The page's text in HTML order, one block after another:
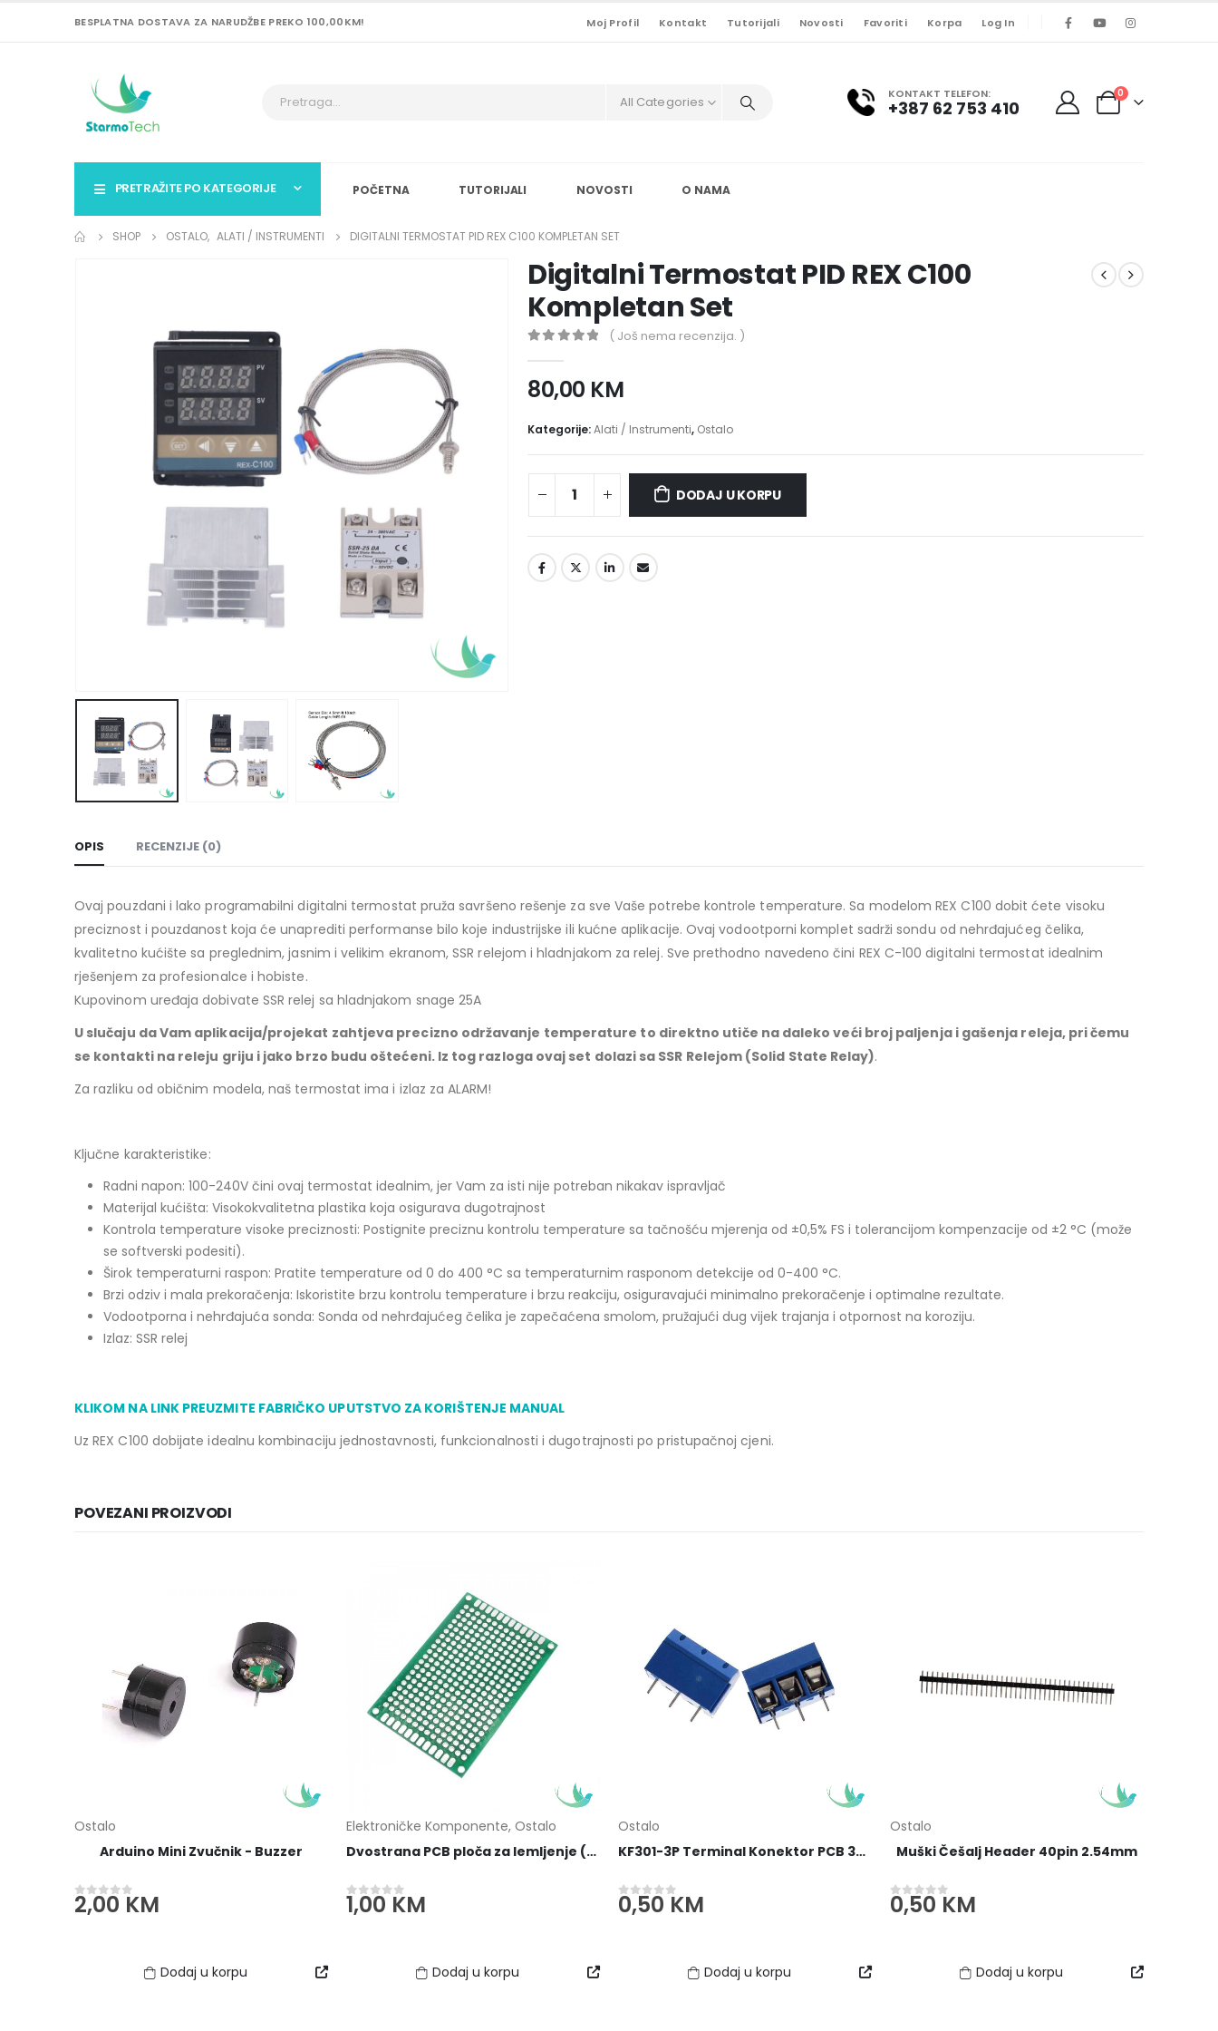
BESPLATNA DOSTAVA ZA NARUDŽBE PREKO 100,00KM! Moj Profil Kontakt Tutorijali Novosti Favoriti Korpa Log In
All Categories KONTAKT TELEFON:
+387 62 753 410
0
PRETRAŽITE PO KATEGORIJE POČETNA TUTORIJALI NOVOSTI O NAMA
SHOP OSTALO, ALATI / INSTRUMENTI DIGITALNI TERMOSTAT PID REX C100 KOMPLETAN SET
Digitalni Termostat PID REX C100
Kompletan Set
( Još nema recenzija. )
80,00 KM
Kategorije:Alati / Instrumenti, Ostalo
DODAJ U KORPU
OPIS RECENZIJE (0)
Ovaj pouzdani i lako programabilni digitalni termostat pruža savršeno rešenje za sve Vaše potrebe kontrole temperature. Sa modelom REX C100 dobit ćete visoku
preciznost i pouzdanost koja će unaprediti performanse bilo koje industrijske ili kućne aplikacije. Ovaj vodootporni komplet sadrži sondu od nehrđajućeg čelika,
kvalitetno kućište sa preglednim, jasnim i velikim ekranom, SSR relejom i hladnjakom za relej. Sve prethodno navedeno čini REX C-100 digitalni termostat idealnim
rješenjem za profesionalce i hobiste.
Kupovinom uređaja dobivate SSR relej sa hladnjakom snage 25A
U slučaju da Vam aplikacija/projekat zahtjeva precizno održavanje temperature to direktno utiče na daleko veći broj paljenja i gašenja releja, pri čemu
se kontakti na releju griju i jako brzo budu oštećeni. Iz tog razloga ovaj set dolazi sa SSR Relejom (Solid State Relay).
Za razliku od običnim modela, naš termostat ima i izlaz za ALARM!
Ključne karakteristike:
Radni napon: 100-240V čini ovaj termostat idealnim, jer Vam za isti nije potreban nikakav ispravljač
Materijal kućišta: Visokokvalitetna plastika koja osigurava dugotrajnost
Kontrola temperature visoke preciznosti: Postignite preciznu kontrolu temperature sa tačnošću mjerenja od ±0,5% FS i tolerancijom kompenzacije od ±2 °C (može
se softverski podesiti).
Širok temperaturni raspon: Pratite temperature od 0 do 400 °C sa temperaturnim rasponom detekcije od 0-400 °C.
Brzi odziv i mala prekoračenja: Iskoristite brzu kontrolu temperature i brzu reakciju, osiguravajući minimalno prekoračenje i optimalne rezultate.
Vodootporna i nehrđajuća sonda: Sonda od nehrđajućeg čelika je zapečaćena smolom, pružajući dug vijek trajanja i otpornost na koroziju.
Izlaz: SSR relej
KLIKOM NA LINK PREUZMITE FABRIČKO UPUTSTVO ZA KORIŠTENJE MANUAL
Uz REX C100 dobijate idealnu kombinaciju jednostavnosti, funkcionalnosti i dugotrajnosti po pristupačnoj cjeni.
POVEZANI PROIZVODI
Ostalo
Arduino Mini Zvučnik - Buzzer
0out of 5
2,00KM
Dodaj u korpu
Elektroničke Komponente, Ostalo
Dvostrana PCB ploča za lemljenje (prototype) 6x4 cm
out of 5
1,00KM
Dodaj u korpu
Ostalo
KF301-3P Terminal Konektor PCB 3-pina
0 out of 5
0,50KM
Dodaj u korpu
Ostalo
Muški Češalj Header 40pin 2.54mm
0 out of 5
0,50KM
Dodaj u korpu